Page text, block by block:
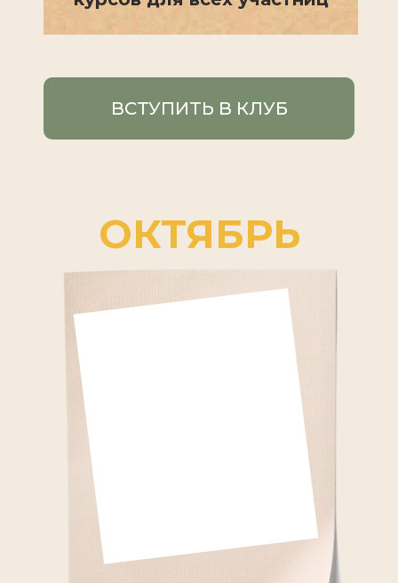
ВСТУПИТЬ В КЛУБ
ОКТЯБРЬ